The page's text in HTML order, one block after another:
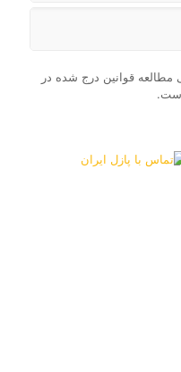
چیده‌نشده)
استتا دو روز
ضمناً شرایط
ممکن نیست.
خریداران